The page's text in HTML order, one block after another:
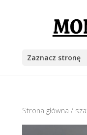
Zaznacz stronę
Strona główna /